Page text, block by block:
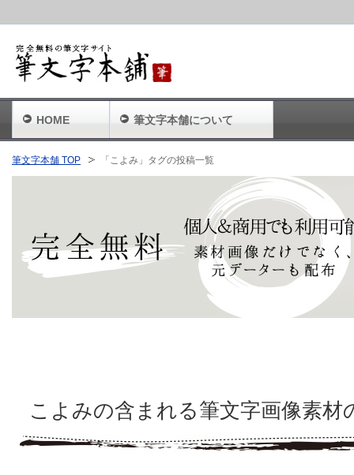
筆文字本舗 TOP 「こよみ」タグの投稿一覧
こよみの含まれる筆文字画像素材
HOME 筆文字本舗について